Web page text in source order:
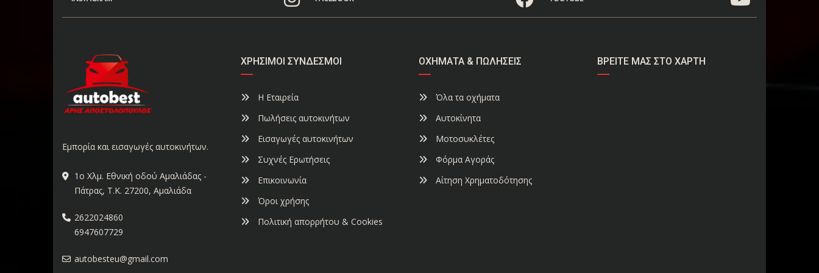
Εμπορία και εισαγωγές αυτοκινήτων.
1ο Χλμ. Εθνική οδού Αμαλιάδας -
Πάτρας, Τ.Κ. 27200, Αμαλιάδα
2622024860
6947607729
autobesteu@gmail.com
ΧΡΉΣΙΜΟΙ ΣΎΝΔΕΣΜΟΙ
Η Εταιρεία
Πωλήσεις αυτοκινήτων
Εισαγωγές αυτοκινήτων
Συχνές Ερωτήσεις
Επικοινωνία
Όροι χρήσης
Πολιτική απορρήτου & Cookies
ΟΧΉΜΑΤΑ & ΠΩΛΉΣΕΙΣ
Όλα τα οχήματα
Αυτοκίνητα
Μοτοσυκλέτες
Φόρμα Αγοράς
Αίτηση Χρηματοδότησης
ΒΡΕΊΤΕ ΜΑΣ ΣΤΟ ΧΆΡΤΗ